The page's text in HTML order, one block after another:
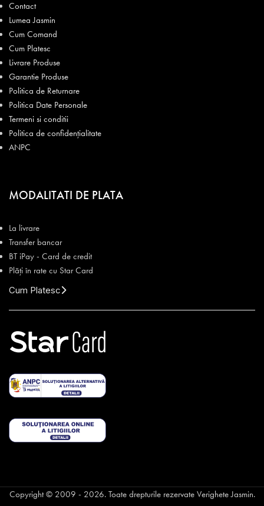
Contact
Lumea Jasmin
Cum Comand
Cum Platesc
Livrare Produse
Garantie Produse
Politica de Returnare
Politica Date Personale
Termeni si conditii
Politica de confidențialitate
ANPC
MODALITATI DE PLATA
La livrare
Transfer bancar
BT iPay - Card de credit
Plăți în rate cu Star Card
Cum Platesc
Copyright © 2009 - 2026. Toate drepturile rezervate Verighete Jasmin.